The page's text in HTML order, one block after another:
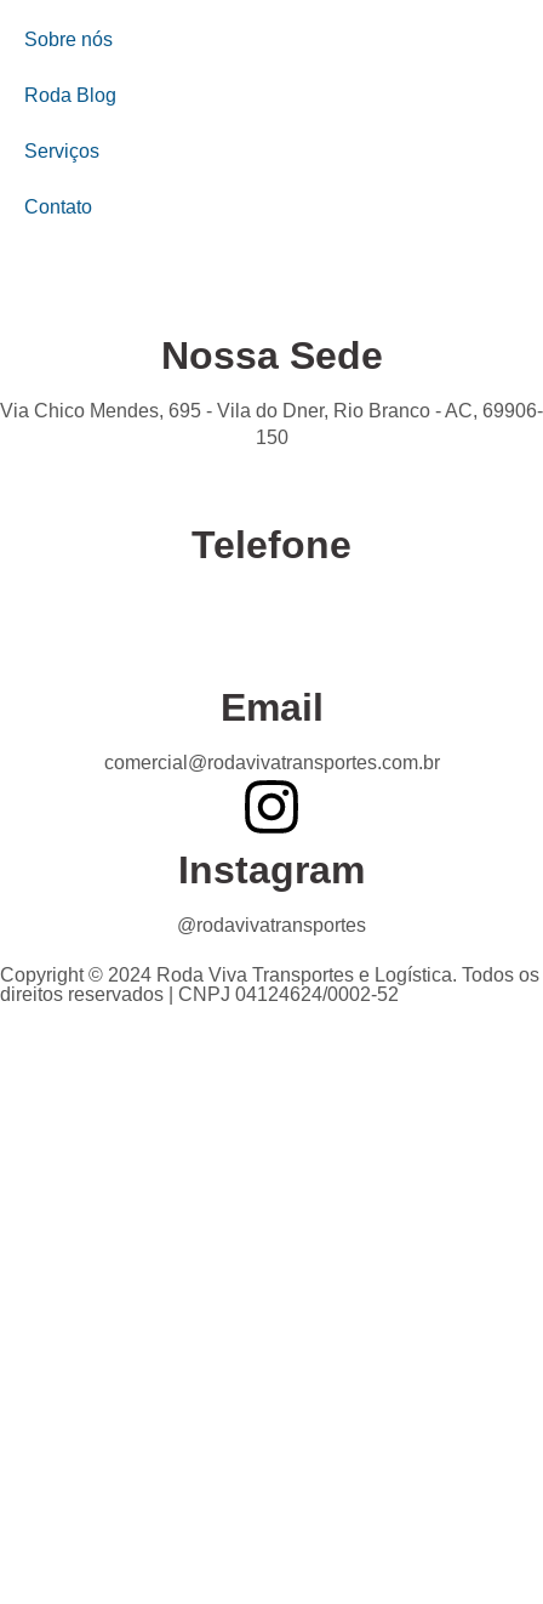
Sobre nós
Roda Blog
Serviços
Contato
Nossa Sede
Via Chico Mendes, 695 - Vila do Dner, Rio Branco - AC, 69906-
150
Telefone
Email
comercial@rodavivatransportes.com.br
Instagram
@rodavivatransportes
Copyright © 2024 Roda Viva Transportes e Logística. Todos os
direitos reservados | CNPJ 04124624/0002-52